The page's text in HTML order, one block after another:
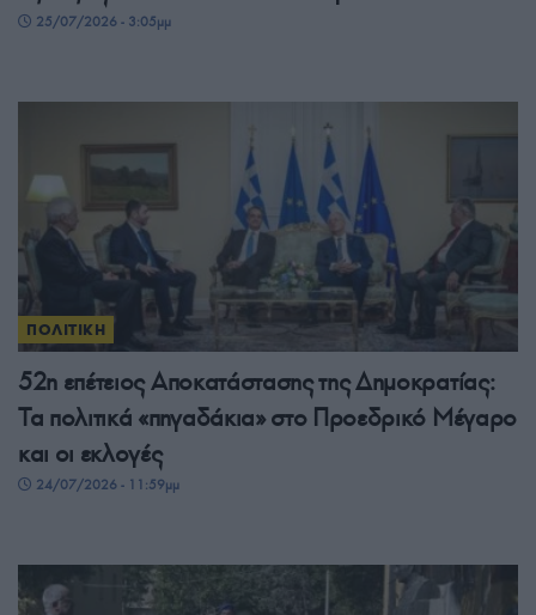
25/07/2026 - 3:05μμ
ΠΟΛΙΤΙΚΗ
52η επέτειος Αποκατάστασης της Δημοκρατίας:
Τα πολιτικά «πηγαδάκια» στο Προεδρικό Μέγαρο
και οι εκλογές
24/07/2026 - 11:59μμ